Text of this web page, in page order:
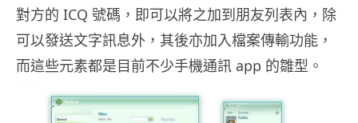
對方的 ICQ 號碼，即可以將之加到朋友列表內，除
可以發送文字訊息外，其後亦加入檔案傳輸功能，
而這些元素都是目前不少手機通訊 app 的雛型。